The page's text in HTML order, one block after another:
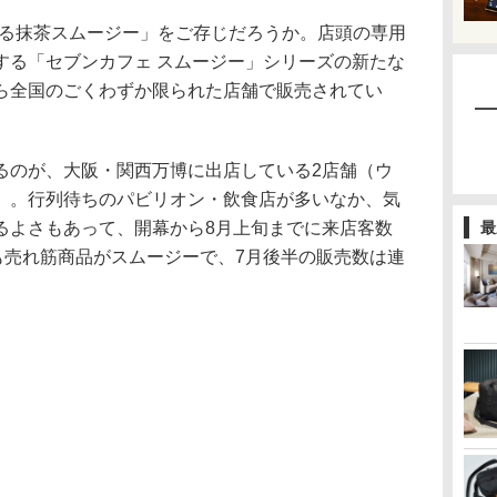
茶スムージー」をご存じだろうか。店頭の専用
る「セブンカフェ スムージー」シリーズの新たな
全国のごくわずか限られた店舗で販売されてい
が、大阪・関西万博に出店している2店舗（ウ
。行列待ちのパビリオン・飲食店が多いなか、気
よさもあって、開幕から8月上旬までに来店客数
れ筋商品がスムージーで、7月後半の販売数は連